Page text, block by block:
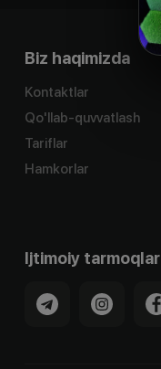
Biz haqimizda
Kontaktlar
Qo'llab-quvvatlash
Tariflar
Hamkorlar
Ijtimoiy tarmoqlar